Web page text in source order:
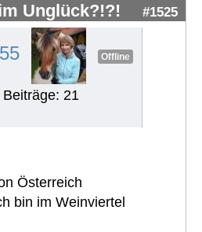
Unglück?!?! #1525
Offline
Beiträge: 21
Österreich
bin im Weinviertel